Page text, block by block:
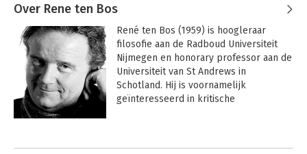
Over Rene ten Bos
René ten Bos (1959) is hoogleraar
filosofie aan de Radboud Universiteit
Nijmegen en honorary professor aan de
Universiteit van St Andrews in
Schotland. Hij is voornamelijk
geïnteresseerd in kritische